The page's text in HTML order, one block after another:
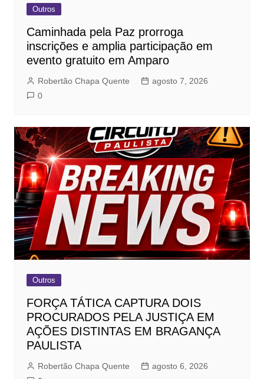
Outros
Caminhada pela Paz prorroga
inscrições e amplia participação em
evento gratuito em Amparo
Robertão Chapa Quente
agosto 7, 2026
0
Outros
FORÇA TÁTICA CAPTURA DOIS
PROCURADOS PELA JUSTIÇA EM
AÇÕES DISTINTAS EM BRAGANÇA
PAULISTA
Robertão Chapa Quente
agosto 6, 2026